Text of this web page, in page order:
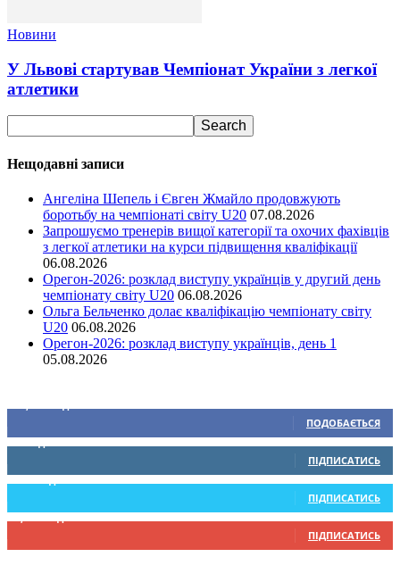
Новини
У Львові стартував Чемпіонат України з легкої
атлетики
Нещодавні записи
Ангеліна Шепель і Євген Жмайло продовжують
боротьбу на чемпіонаті світу U20 07.08.2026
Запрошуємо тренерів вищої категорії та охочих фахівців
з легкої атлетики на курси підвищення кваліфікації
06.08.2026
Орегон-2026: розклад виступу українців у другий день
чемпіонату світу U20 06.08.2026
Ольга Бельченко долає кваліфікацію чемпіонату світу
U20 06.08.2026
Орегон-2026: розклад виступу українців, день 1
05.08.2026
ПОДОБАЄТЬСЯ
0 Підписників
ПІДПИСАТИСЬ
234 Підписників
ПІДПИСАТИСЬ
9,370 Підписників
ПІДПИСАТИСЬ